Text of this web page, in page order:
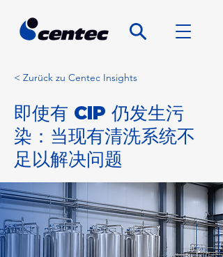
< Zurück zu Centec Insights
即使有 CIP 仍发生污
染：当现有清洗系统不
足以解决问题